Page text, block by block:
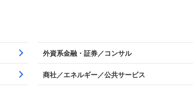
外資系金融・証券／コンサル
商社／エネルギー／公共サービス